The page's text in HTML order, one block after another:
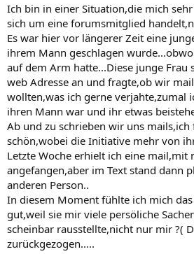
m
Ich bin in einer Situation,die mich
sich um eine forumsmitglied
Es war hier vor längerer Zeit eine
ihrem Mann geschlagen
auf dem Arm hatte...Diese junge Frau
web Adresse an und fragte,ob wir
wollten,was ich gerne verjahte,zumal
ihren Mann war und ihr etwas
Ab und zu schrieben wir uns mails,ich
schön,wobei die Initiative mehr von
Letzte Woche erhielt ich eine mail,mit
angefangen,aber im Text stand dann
anderen Person..
In diesem Moment fühlte ich mich
gut,weil sie mir viele persöliche
scheinbar rausstellte,nicht nur mir ?(
zurückgezogen.....